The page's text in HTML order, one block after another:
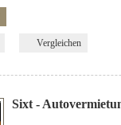
Vergleichen
Sixt -